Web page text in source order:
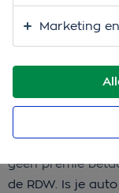
Een
Staat een auto
WA-verzekering
verzekerd en/of
geen premie
de RDW. Is je
Marketing